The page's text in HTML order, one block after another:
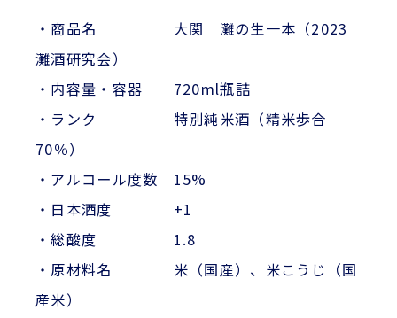
・商品名 大関 灘の生一本（2023
灘酒研究会）
・内容量・容器 720ml瓶詰
・ランク 特別純米酒（精米歩合
70％）
・アルコール度数 15%
・日本酒度 +1
・総酸度 1.8
・原材料名 米（国産）、米こうじ（国
産米）